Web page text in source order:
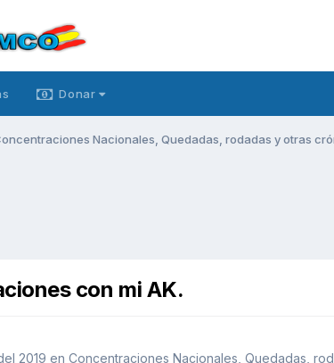
Donar
Nacionales, Quedadas, rodadas y otras
con mi AK.
2019 en Concentraciones Nacionales, Quedadas,